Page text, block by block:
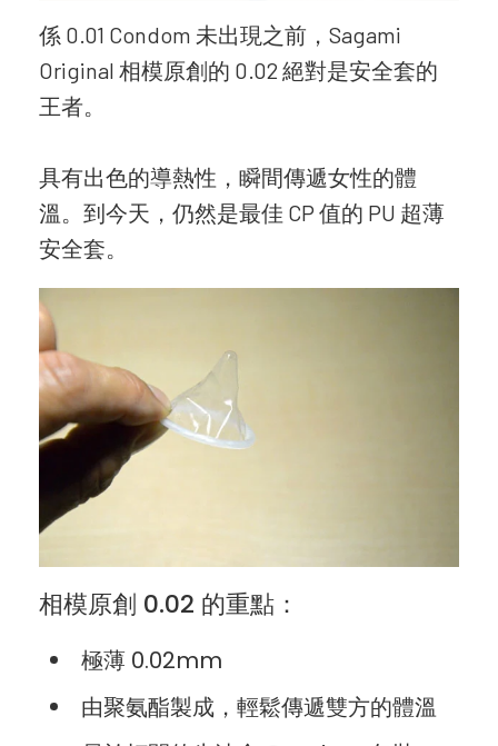
係 0.01 Condom 未出現之前，Sagami
Original 相模原創的 0.02 絕對是安全套的
王者。
具有出色的導熱性，瞬間傳遞女性的體
溫。到今天，仍然是最佳 CP 值的 PU 超薄
安全套。
相模原創 0.02 的重點：
極薄 0.02mm
由聚氨酯製成，輕鬆傳遞雙方的體溫